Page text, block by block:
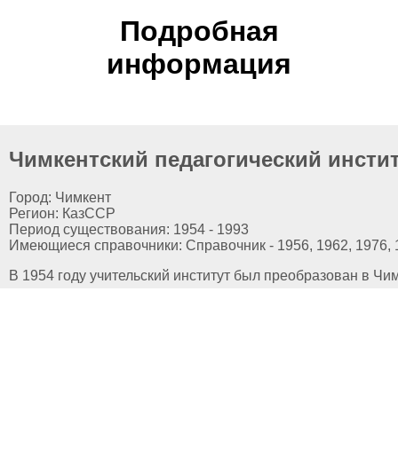
Подробная
информация
Чимкентский педагогический
Город: Чимкент
Регион: КазССР
Период существования: 1954 - 1993
Имеющиеся справочники: Справочник - 1956, 1962, 1976,
В 1954 году учительский институт был преобразован в